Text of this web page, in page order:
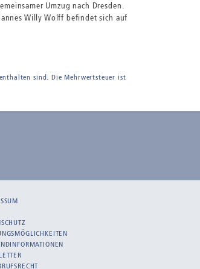
Umzug nach Dresden.
Willy Wolff befindet sich auf
sind. Die Mehrwertsteuer ist